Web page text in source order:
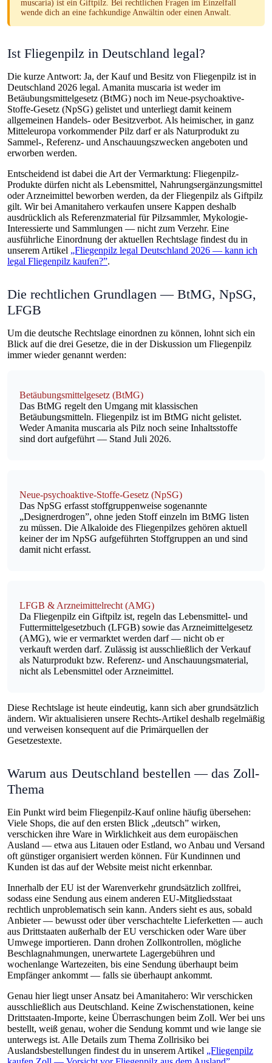
muscaria) ist ein Giftpilz. Bei rechtlichen Fragen im Einzelfall
wende dich an eine fachkundige Anwältin oder einen Anwalt.
Ist Fliegenpilz in Deutschland legal?
Die kurze Antwort: Ja, der Kauf und Besitz von Fliegenpilz ist in
Deutschland 2026 legal. Amanita muscaria ist weder im
Betäubungsmittelgesetz (BtMG) noch im Neue-psychoaktive-
Stoffe-Gesetz (NpSG) gelistet und unterliegt damit keinem
allgemeinen Handels- oder Besitzverbot. Als heimischer, in ganz
Mitteleuropa vorkommender Pilz darf er als Naturprodukt zu
Sammel-, Referenz- und Anschauungszwecken angeboten und
erworben werden.
Entscheidend ist dabei die Art der Vermarktung: Fliegenpilz-
Produkte dürfen nicht als Lebensmittel, Nahrungsergänzungsmittel
oder Arzneimittel beworben werden, da der Fliegenpilz als Giftpilz
gilt. Wir bei Amanitahero verkaufen unsere Kappen deshalb
ausdrücklich als Referenzmaterial für Pilzsammler, Mykologie-
Interessierte und Sammlungen — nicht zum Verzehr. Eine
ausführliche Einordnung der aktuellen Rechtslage findest du in
unserem Artikel „Fliegenpilz legal Deutschland 2026 — kann ich
legal Fliegenpilz kaufen?”.
Die rechtlichen Grundlagen — BtMG, NpSG,
LFGB
Um die deutsche Rechtslage einordnen zu können, lohnt sich ein
Blick auf die drei Gesetze, die in der Diskussion um Fliegenpilz
immer wieder genannt werden:
Betäubungsmittelgesetz (BtMG)
Das BtMG regelt den Umgang mit klassischen
Betäubungsmitteln. Fliegenpilz ist im BtMG nicht gelistet.
Weder Amanita muscaria als Pilz noch seine Inhaltsstoffe
sind dort aufgeführt — Stand Juli 2026.
Neue-psychoaktive-Stoffe-Gesetz (NpSG)
Das NpSG erfasst stoffgruppenweise sogenannte
„Designerdrogen”, ohne jeden Stoff einzeln im BtMG listen
zu müssen. Die Alkaloide des Fliegenpilzes gehören aktuell
keiner der im NpSG aufgeführten Stoffgruppen an und sind
damit nicht erfasst.
LFGB & Arzneimittelrecht (AMG)
Da Fliegenpilz ein Giftpilz ist, regeln das Lebensmittel- und
Futtermittelgesetzbuch (LFGB) sowie das Arzneimittelgesetz
(AMG), wie er vermarktet werden darf — nicht ob er
verkauft werden darf. Zulässig ist ausschließlich der Verkauf
als Naturprodukt bzw. Referenz- und Anschauungsmaterial,
nicht als Lebensmittel oder Arzneimittel.
Diese Rechtslage ist heute eindeutig, kann sich aber grundsätzlich
ändern. Wir aktualisieren unsere Rechts-Artikel deshalb regelmäßig
und verweisen konsequent auf die Primärquellen der
Gesetzestexte.
Warum aus Deutschland bestellen — das Zoll-
Thema
Ein Punkt wird beim Fliegenpilz-Kauf online häufig übersehen:
Viele Shops, die auf den ersten Blick „deutsch” wirken,
verschicken ihre Ware in Wirklichkeit aus dem europäischen
Ausland — etwa aus Litauen oder Estland, wo Anbau und Versand
oft günstiger organisiert werden können. Für Kundinnen und
Kunden ist das auf der Website meist nicht erkennbar.
Innerhalb der EU ist der Warenverkehr grundsätzlich zollfrei,
sodass eine Sendung aus einem anderen EU-Mitgliedsstaat
rechtlich unproblematisch sein kann. Anders sieht es aus, sobald
Anbieter — bewusst oder über verschachtelte Lieferketten — auch
aus Drittstaaten außerhalb der EU verschicken oder Ware über
Umwege importieren. Dann drohen Zollkontrollen, mögliche
Beschlagnahmungen, unerwartete Lagergebühren und
wochenlange Wartezeiten, bis eine Sendung überhaupt beim
Empfänger ankommt — falls sie überhaupt ankommt.
Genau hier liegt unser Ansatz bei Amanitahero: Wir verschicken
ausschließlich aus Deutschland. Keine Zwischenstationen, keine
Drittstaaten-Importe, keine Überraschungen beim Zoll. Wer bei uns
bestellt, weiß genau, woher die Sendung kommt und wie lange sie
unterwegs ist. Alle Details zum Thema Zollrisiko bei
Auslandsbestellungen findest du in unserem Artikel „Fliegenpilz